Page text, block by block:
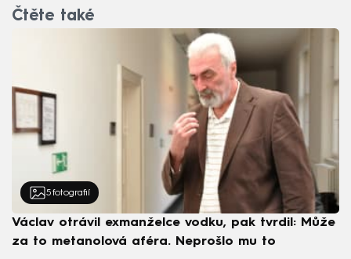
Čtěte také
5 fotografií
Václav otrávil exmanželce vodku, pak tvrdil: Může
za to metanolová aféra. Neprošlo mu to